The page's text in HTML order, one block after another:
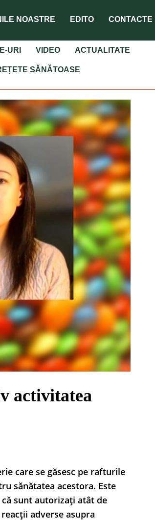
NOASTRE EDITO CONTACTE
E-URI VIDEO ACTUALITATE
SĂNĂTOASE
activitatea
care se găsesc pe rafturile
sănătatea acestora. Este
sunt autorizați atât de
adverse asupra